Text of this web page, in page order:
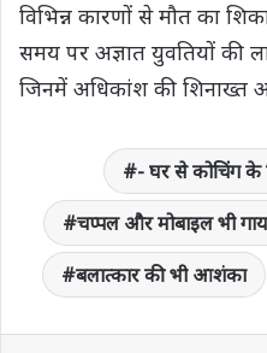
विभिन्न कारणों से मौत का
समय पर अज्ञात युवतियों की
जिनमें अधिकांश की शिनाख्त
- घर से कोचिंग के
चप्पल और मोबाइल भी
बलात्कार की भी आशंका